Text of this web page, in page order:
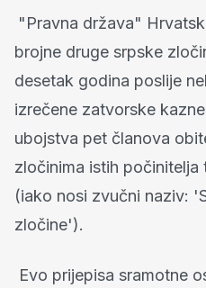
"Pravna država"
brojne druge srpske
desetak godina poslije
izrečene zatvorske
ubojstva pet članova
zločinima istih počinitelja
(iako nosi zvučni naziv:
zločine').
Evo prijepisa sramotne